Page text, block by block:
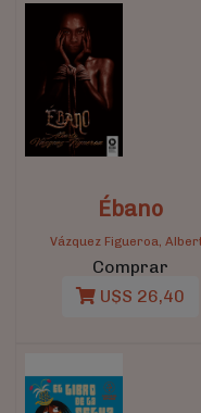
Ébano
Vázquez Figueroa,
Comprar
U$S 26,40